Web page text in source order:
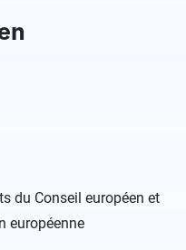
du Conseil européen et
européenne